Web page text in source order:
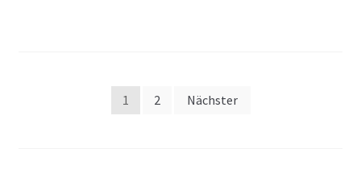
Seitennummerierung
1 2 Nächster